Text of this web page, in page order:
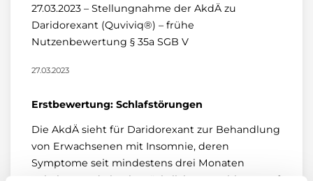
27.03.2023 – Stellungnahme der AkdÄ zu
Daridorexant (Quviviq®) – frühe
Nutzenbewertung § 35a SGB V
27.03.2023
Erstbewertung: Schlafstörungen
Die AkdÄ sieht für Daridorexant zur Behandlung
von Erwachsenen mit Insomnie, deren
Symptome seit mindestens drei Monaten